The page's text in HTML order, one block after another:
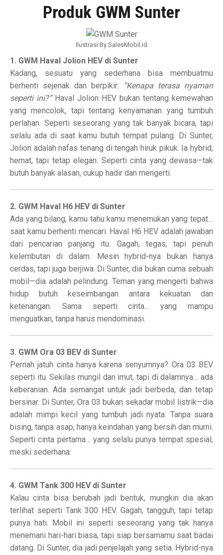
Produk GWM Sunter
Ilustrasi By SalesMobil.id
1. GWM Haval Jolion HEV di Sunter
Kadang, sesuatu yang sederhana bisa membuatmu
berhenti sejenak dan berpikir:
“Kenapa terasa nyaman
seperti ini?”Haval Jolion HEV bukan tentang kemewahan
yang mencolok, tapi tentang kenyamanan yang tumbuh
perlahan. Seperti seseorang yang tak banyak bicara, tapi
selalu ada di saat kamu butuh tempat pulang. Di Sunter,
Jolion adalah nafas tenang di tengah hiruk pikuk. Ia hybrid,
hemat, tapi tetap elegan. Seperti cinta yang dewasa—tak
butuh banyak alasan, cukup hadir dan mengerti.
2. GWM Haval H6 HEV di Sunter
Ada yang bilang, kamu tahu kamu menemukan yang tepat…
saat kamu berhenti mencari. Haval H6 HEV adalah jawaban
dari pencarian panjang itu. Gagah, tegas, tapi penuh
kelembutan di dalam. Mesin hybrid-nya bukan hanya
cerdas, tapi juga berjiwa. Di Sunter, dia bukan cuma sebuah
mobil—dia adalah pelindung. Teman yang mengerti bahwa
hidup butuh keseimbangan antara kekuatan dan
ketenangan. Sama seperti cinta… yang mampu
menguatkan, tanpa harus mendominasi.
3. GWM Ora 03 BEV di Sunter
Pernah jatuh cinta hanya karena senyumnya? Ora 03 BEV
seperti itu. Sekilas mungil dan imut, tapi di dalamnya… ada
keberanian. Ada semangat untuk jadi berbeda, dan tetap
bersinar. Di Sunter, Ora 03 bukan sekadar mobil listrik—dia
adalah mimpi kecil yang tumbuh jadi nyata. Tanpa suara
bising, tanpa asap, hanya keindahan yang bersih dan murni.
Seperti cinta pertama… yang selalu punya tempat spesial,
meski sederhana.
4. GWM Tank 300 HEV di Sunter
Kalau cinta bisa berubah jadi bentuk, mungkin dia akan
terlihat seperti Tank 300 HEV. Gagah, tangguh, tapi tetap
punya hati. Mobil ini seperti seseorang yang tak hanya
menemani hari-hari biasa, tapi siap bersamamu saat badai
datang. Di Sunter, dia jadi penjelajah yang setia. Hybrid-nya